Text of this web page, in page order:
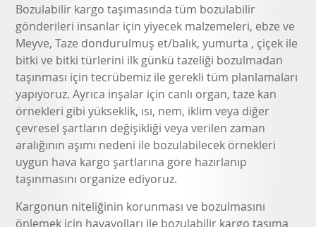
Bozulabilir kargo taşımasında tüm bozulabilir
gönderileri insanlar için yiyecek malzemeleri, ebze ve
Meyve, Taze dondurulmuş et/balık, yumurta , çiçek ile
bitki ve bitki türlerini ilk günkü tazeliği bozulmadan
taşınması için tecrübemiz ile gerekli tüm planlamaları
yapıyoruz. Ayrıca inşalar için canlı organ, taze kan
örnekleri gibi yükseklik, ısı, nem, iklim veya diğer
çevresel şartların değişikliği veya verilen zaman
aralığının aşımı nedeni ile bozulabilecek örnekleri
uygun hava kargo şartlarına göre hazırlanıp
taşınmasını organize ediyoruz.
Kargonun niteliğinin korunması ve bozulmasını
önlemek için havayolları ile bozulabilir kargo taşıma